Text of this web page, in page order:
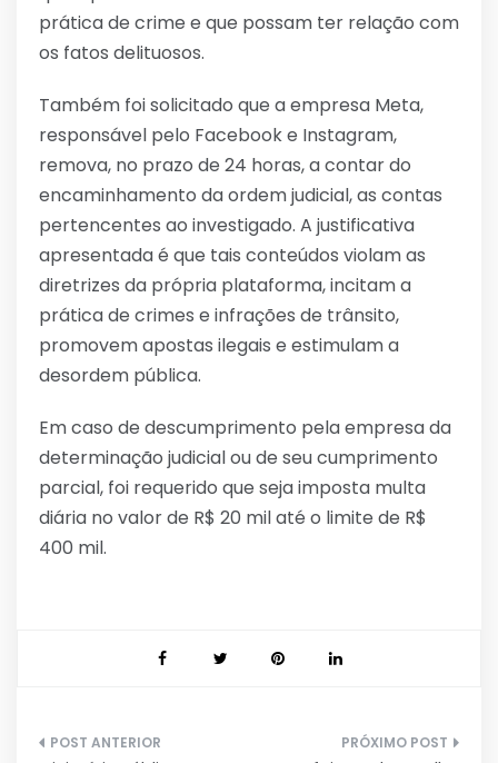
prática de crime e que possam ter relação com
os fatos delituosos.
Também foi solicitado que a empresa Meta,
responsável pelo Facebook e Instagram,
remova, no prazo de 24 horas, a contar do
encaminhamento da ordem judicial, as contas
pertencentes ao investigado. A justificativa
apresentada é que tais conteúdos violam as
diretrizes da própria plataforma, incitam a
prática de crimes e infrações de trânsito,
promovem apostas ilegais e estimulam a
desordem pública.
Em caso de descumprimento pela empresa da
determinação judicial ou de seu cumprimento
parcial, foi requerido que seja imposta multa
diária no valor de R$ 20 mil até o limite de R$
400 mil.
Navegação